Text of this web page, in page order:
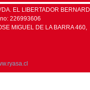
EL LIBERTADOR
226993606
MIGUEL DE LA BARRA 460,